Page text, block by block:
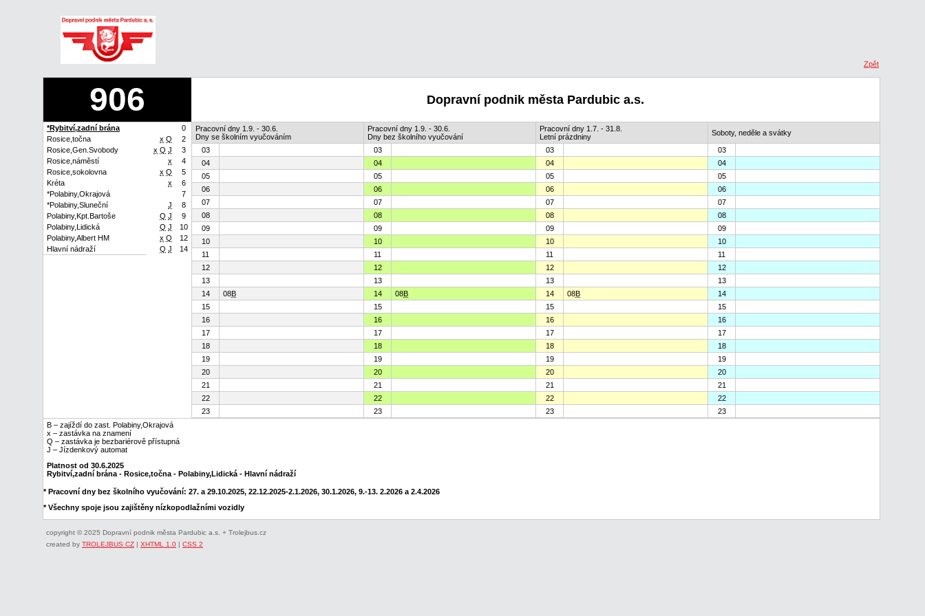
Zpět
906 Dopravní podnik města Pardubic a.s.
*Rybitví,zadní brána
0
Rosice,točna
x Q
2
Rosice,Gen.Svobody
x Q J
3
Rosice,náměstí
x
4
Rosice,sokolovna
x Q
5
Kréta
x
6
*Polabiny,Okrajová
7
*Polabiny,Sluneční
J
8
Polabiny,Kpt.Bartoše
Q J
9
Polabiny,Lidická
Q J
10
Polabiny,Albert HM
x Q
12
Hlavní nádraží
Q J 14
Pracovní dny 1.9. - 30.6.
Dny se školním vyučováním
Pracovní dny 1.9. - 30.6.
Dny bez školního vyučování
Pracovní dny 1.7. - 31.8.
Letní prázdniny
Soboty, neděle a svátky
03 03 03
03
04
04 04
04
05
05 05
05
06
06 06
06
07
07 07
07
08
08 08
08
09
09 09
09
10
10 10
10
11
11 11
11
12
12 12
12
13
13 13
13
14
08B 14 08B 14 08B
14
15
15 15
15
16
16 16
16
17
17 17
17
18
18 18
18
19
19 19
19
20
20 20
20
21
21 21
21
22
22 22
22
23
23 23
23
B – zajíždí do zast. Polabiny,Okrajová
x – zastávka na znamení
Q – zastávka je bezbariérově přístupná
J – Jízdenkový automat
Platnost od 30.6.2025
Rybitví,zadní brána - Rosice,točna - Polabiny,Lidická - Hlavní nádraží
* Pracovní dny bez školního vyučování: 27. a 29.10.2025, 22.12.2025-2.1.2026, 30.1.2026, 9.-13. 2.2026 a 2.4.2026
* Všechny spoje jsou zajištěny nízkopodlažními vozidly
copyright © 2025 Dopravní podnik města Pardubic a.s. + Trolejbus.cz
created by TROLEJBUS CZ | XHTML 1.0 | CSS 2